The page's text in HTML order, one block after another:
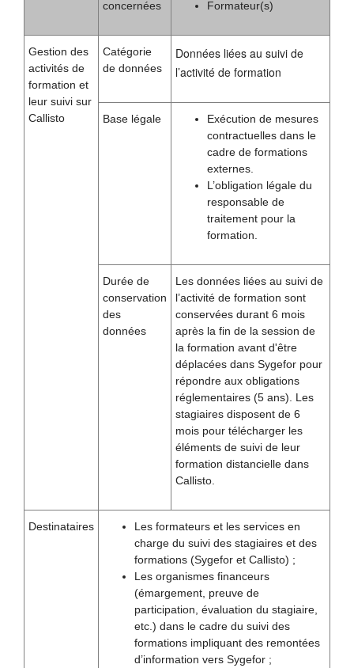
concernées
Formateur(s)
Gestion des
activités de
formation et
leur suivi sur
Callisto
Catégorie
de données
Données liées au suivi de
l’activité de formation
Base légale
Exécution de mesures
contractuelles dans le
cadre de formations
externes.
L’obligation légale du
responsable de
traitement pour la
formation.
Durée de
conservation
des
données
Les données liées au suivi de
l’activité de formation sont
conservées durant 6 mois
après la fin de la session de
la formation avant d'être
déplacées dans Sygefor pour
répondre aux obligations
réglementaires (5 ans). Les
stagiaires disposent de 6
mois pour télécharger les
éléments de suivi de leur
formation distancielle dans
Callisto.
Destinataires
Les formateurs et les services en
charge du suivi des stagiaires et des
formations (Sygefor et Callisto) ;
Les organismes financeurs
(émargement, preuve de
participation, évaluation du stagiaire,
etc.) dans le cadre du suivi des
formations impliquant des remontées
d’information vers Sygefor ;